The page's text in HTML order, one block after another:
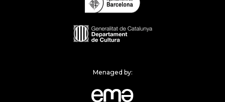
Menaged by: